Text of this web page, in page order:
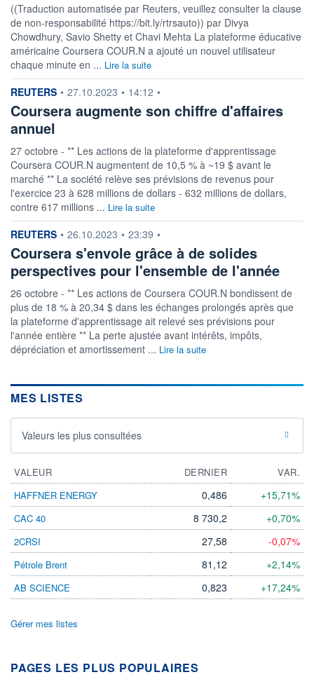
((Traduction automatisée par Reuters, veuillez consulter la clause
de non-responsabilité https://bit.ly/rtrsauto)) par Divya
Chowdhury, Savio Shetty et Chavi Mehta La plateforme éducative
américaine Coursera COUR.N a ajouté un nouvel utilisateur
chaque minute en ... Lire la suite
information fournie par
REUTERS • 27.10.2023 • 14:12 •
Coursera augmente son chiffre d'affaires
annuel
27 octobre - ** Les actions de la plateforme d'apprentissage
Coursera COUR.N augmentent de 10,5 % à ~19 $ avant le
marché ** La société relève ses prévisions de revenus pour
l'exercice 23 à 628 millions de dollars - 632 millions de dollars,
contre 617 millions ... Lire la suite
information fournie par
REUTERS • 26.10.2023 • 23:39 •
Coursera s'envole grâce à de solides
perspectives pour l'ensemble de l'année
26 octobre - ** Les actions de Coursera COUR.N bondissent de
plus de 18 % à 20,34 $ dans les échanges prolongés après que
la plateforme d'apprentissage ait relevé ses prévisions pour
l'année entière ** La perte ajustée avant intérêts, impôts,
dépréciation et amortissement ... Lire la suite
MES LISTES
Valeurs les plus consultées
VALEUR DERNIER
VAR.
HAFFNER ENERGY
0,486 +15,71%
CAC 40 8 730,2 +0,70%
2CRSI 27,58 -0,07%
Pétrole Brent 81,12 +2,14%
AB SCIENCE 0,823 +17,24%
Gérer mes listes
PAGES LES PLUS POPULAIRES